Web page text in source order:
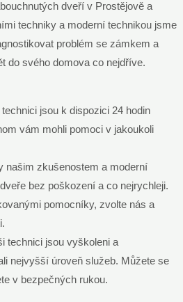
dveří v Prostějově a
techniky a moderní technikou jsme
problém se zámkem a
do svého domova co nejdříve.
jsou k dispozici 24 hodin
vám mohli pomoci v jakoukoli
našim zkušenostem a moderní
bez poškození a co nejrychleji.
pomocníky, zvolte nás a
technici jsou vyškoleni a
nejvyšší úroveň služeb. Můžete se
v bezpečných rukou.